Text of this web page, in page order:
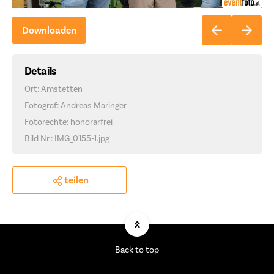
Downloaden
Details
Ort: Amstetten
Fotograf: Andreas Maringer
Fotorechte: honorarfrei
Bild Nr.: IMG_0155-1.jpg
teilen
Back to top